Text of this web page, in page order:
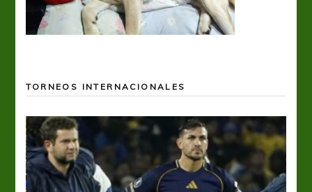
TORNEOS INTERNACIONALES